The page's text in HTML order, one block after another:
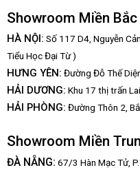
Showroom Miền Bắc
HÀ NỘI: Số 117 D4, Nguyễn
Tiểu Học Đại Từ )
HƯNG YÊN: Đường Đỗ Thế
HẢI DƯƠNG: Khu 17 thị trấn
HẢI PHÒNG: Đường Thôn 2,
Showroom Miền
ĐÀ NẴNG: 67/3 Hàn Mạc Tử,